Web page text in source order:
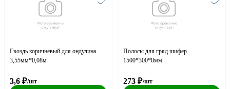
Гвоздь коричневый для ондулина
3,55мм*0,08м
3,6 ₽/шт
Полосы для гряд шифер
1500*300*8мм
273 ₽/шт